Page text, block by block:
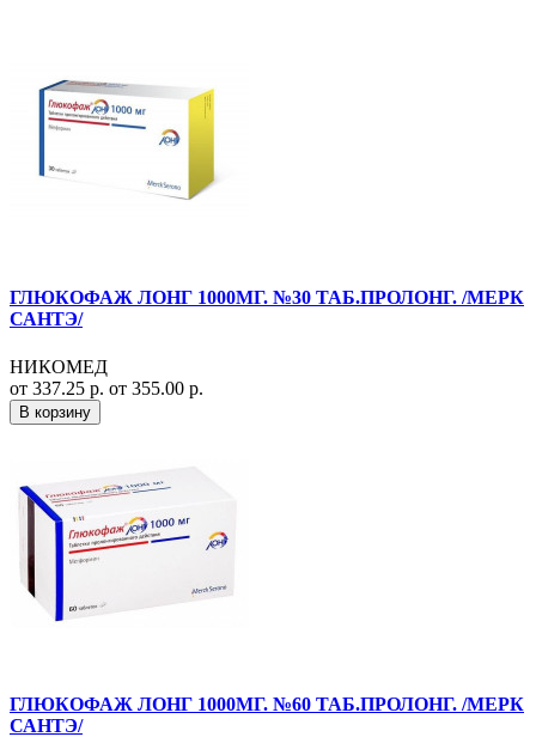
ГЛЮКОФАЖ ЛОНГ 1000МГ. №30 ТАБ.ПРОЛОНГ. /МЕРК
САНТЭ/
НИКОМЕД
от 337.25 р. от 355.00 р.
В корзину
ГЛЮКОФАЖ ЛОНГ 1000МГ. №60 ТАБ.ПРОЛОНГ. /МЕРК
САНТЭ/